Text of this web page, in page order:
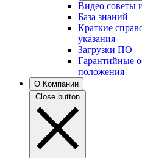
Видео советы
База знаний
Краткие
указания
Загрузки ПО
Гарантийные
положения
О Компании
Close button